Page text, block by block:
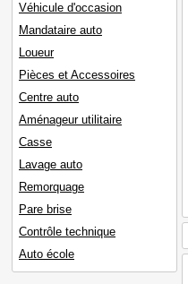
Véhicule d'occasion
Mandataire auto
Loueur
Pièces et Accessoires
Centre auto
Aménageur utilitaire
Casse
Lavage auto
Remorquage
Pare brise
Contrôle technique
Auto école